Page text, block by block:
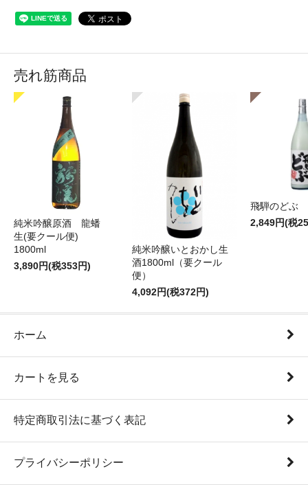
売れ筋商品
純米吟醸原酒 龍蟠
生(要クール便)
1800ml
3,890円(税353円)
純米吟醸いとおかし生
酒1800ml（要クール
便）
4,092円(税372円)
飛騨のどぶ
2,849円(税
ホーム
カートを見る
特定商取引法に基づく表記
プライバシーポリシー